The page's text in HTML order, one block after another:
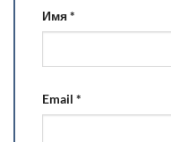
Имя*
Email *